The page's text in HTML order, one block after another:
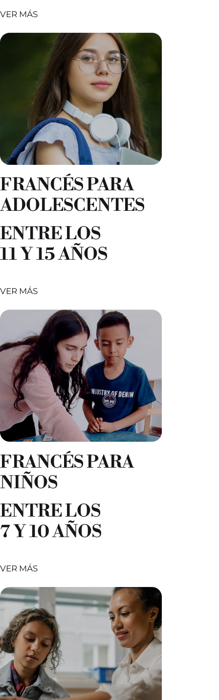
VER MÁS
FRANCÉS PARA
ADOLESCENTES
ENTRE LOS
11 Y 15 AÑOS
VER MÁS
FRANCÉS PARA
NIÑOS
ENTRE LOS
7 Y 10 AÑOS
VER MÁS